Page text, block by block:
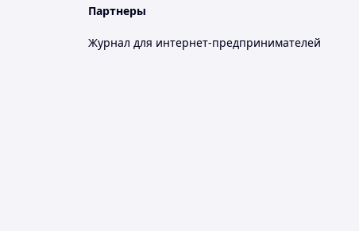
Партнеры
Журнал для интернет-предпринимателей